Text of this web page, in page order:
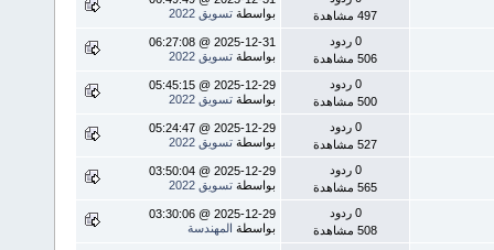
497 مشاهدة
بواسطة تسويق 2022
0 ردود
506 مشاهدة
2025-12-31 @ 06:27:08
بواسطة تسويق 2022
0 ردود
500 مشاهدة
2025-12-29 @ 05:45:15
بواسطة تسويق 2022
0 ردود
527 مشاهدة
2025-12-29 @ 05:24:47
بواسطة تسويق 2022
0 ردود
565 مشاهدة
2025-12-29 @ 03:50:04
بواسطة تسويق 2022
0 ردود
508 مشاهدة
2025-12-29 @ 03:30:06
بواسطة المهندسة